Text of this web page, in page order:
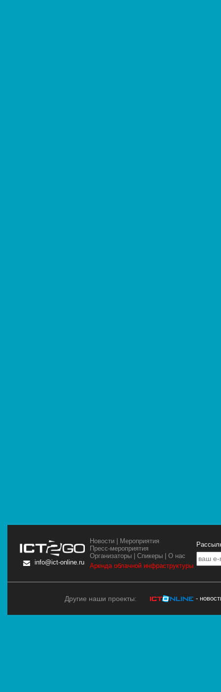
info@ict-online.ru
Новости | Мероприятия
Пресс-мероприятия
Организаторы |Спикеры |О нас
Аренда облачной инфраструктуры
Другие наши проекты: -